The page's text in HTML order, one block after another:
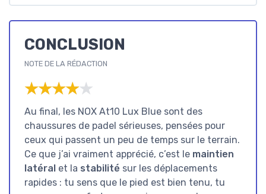
CONCLUSION
NOTE DE LA RÉDACTION
★★★★★
★★★★★
Au final, les NOX At10 Lux Blue sont des
chaussures de padel sérieuses, pensées pour
ceux qui passent un peu de temps sur le terrain.
Ce que j’ai vraiment apprécié, c’est le maintien
latéral et la stabilité sur les déplacements
rapides : tu sens que le pied est bien tenu, tu